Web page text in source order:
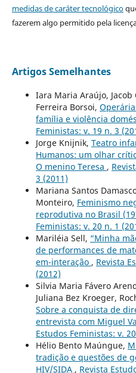
medidas de caráter tecnológico
fazerem algo permitido pela
Artigos Semelhantes
Iara Maria Araújo,
Ferreira Borsoi,
família e violência
Feministas: v. 19 n. 3
Jorge Knijnik, Teatro
Humanos: um olhar
O menino Teresa ,
3 (2011)
Mariana Santos
Monteiro, Feminismo
reprodutiva no Brasil
Feministas: v. 20 n. 1
Mariléia Sell, “Minha
de performances de
em-interação , Revista
(2012)
Silvia Maria Fávero
Juliana Bez Kroeger,
Sobre a conquista de
entrevista com Miguel
Estudos Feministas: v.
Hélio Bento Maúngue,
tradição e questões de
HIV/SIDA , Revista